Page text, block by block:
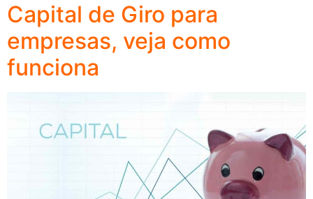
Capital de Giro para
empresas, veja como
funciona